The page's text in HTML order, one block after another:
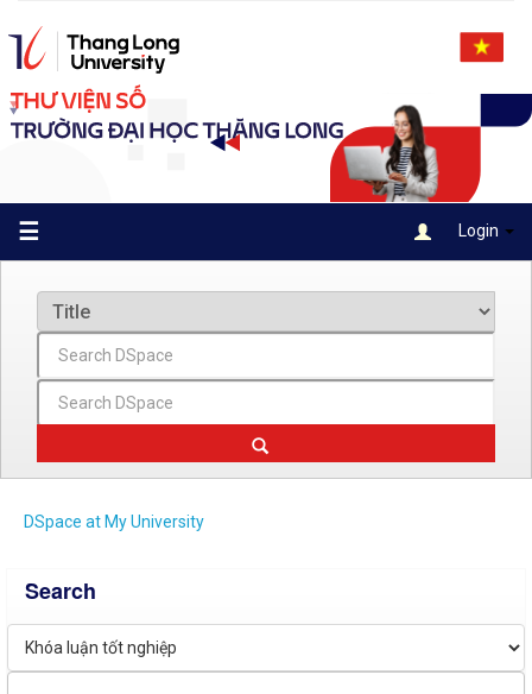
navigation
☰ Login
DSpace at My University
Search